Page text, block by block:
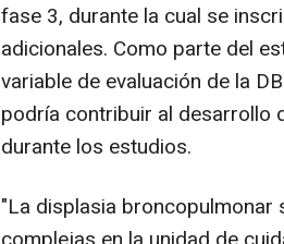
fase 3, durante la cual se
adicionales. Como parte del
variable de evaluación de la
podría contribuir al desarrollo
durante los estudios.
"La displasia broncopulmonar